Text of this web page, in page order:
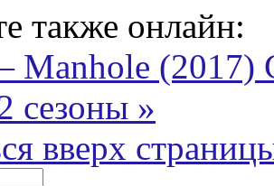
также онлайн:
(2017)
сезоны »
вверх